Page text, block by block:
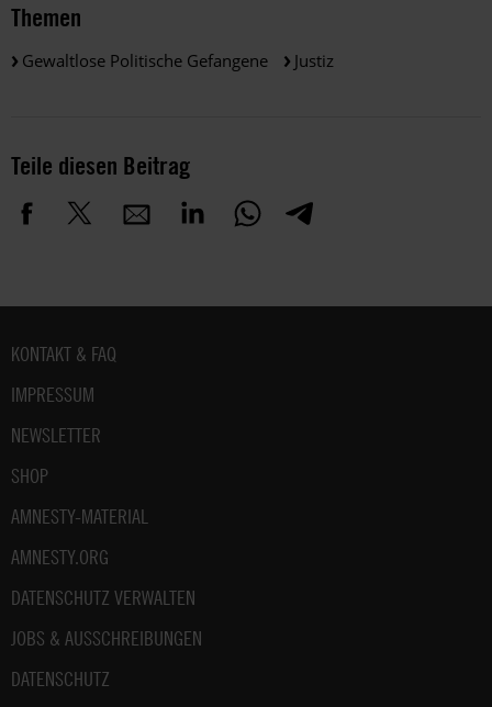
Themen
Gewaltlose Politische Gefangene Justiz
Teile diesen Beitrag
Fußbereich
KONTAKT & FAQ
IMPRESSUM
NEWSLETTER
SHOP
AMNESTY-MATERIAL
AMNESTY.ORG
DATENSCHUTZ VERWALTEN
JOBS & AUSSCHREIBUNGEN
DATENSCHUTZ